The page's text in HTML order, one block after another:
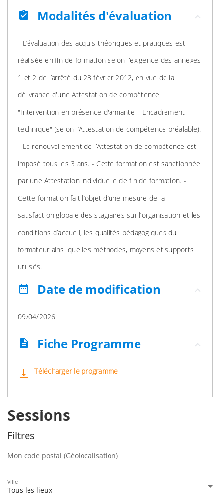
assignment_turned_in Modalités d'évaluation
- L’évaluation des acquis théoriques et pratiques est
réalisée en fin de formation selon l’exigence des annexes
1 et 2 de l’arrêté du 23 février 2012, en vue de la
délivrance d'une Attestation de compétence
"Intervention en présence d'amiante – Encadrement
technique" (selon l’Attestation de compétence préalable).
- Le renouvellement de l’Attestation de compétence est
imposé tous les 3 ans. - Cette formation est sanctionnée
par une Attestation individuelle de fin de formation. -
Cette formation fait l’objet d’une mesure de la
satisfaction globale des stagiaires sur l’organisation et les
conditions d’accueil, les qualités pédagogiques du
formateur ainsi que les méthodes, moyens et supports
utilisés.
date_range Date de modification
09/04/2026
description Fiche Programme
vertical_align_bottom Télécharger le programme
Sessions
Filtres
Mon code postal (Géolocalisation)
Ville
Tous les lieux